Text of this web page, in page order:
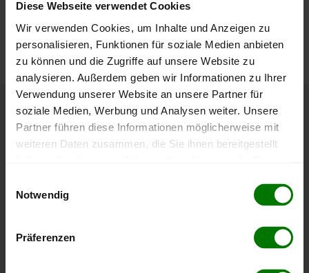
Diese Webseite verwendet Cookies
Wir verwenden Cookies, um Inhalte und Anzeigen zu
personalisieren, Funktionen für soziale Medien anbieten
zu können und die Zugriffe auf unsere Website zu
analysieren. Außerdem geben wir Informationen zu Ihrer
Verwendung unserer Website an unsere Partner für
soziale Medien, Werbung und Analysen weiter. Unsere
Partner führen diese Informationen möglicherweise mit
weiteren Daten zusammen, die Sie ihnen bereitgestellt
Notwendig
Präferenzen
können Sie jederzeit auf unserer Pelletspreise-Seite
nachvollziehen.
Höchst- und Tiefststände der
Pelletspreise in St. Nikolai im Sausal
Höchst- und Tiefststände der
Pelletspreise für lose Holzpellets
. Das dazugehörige